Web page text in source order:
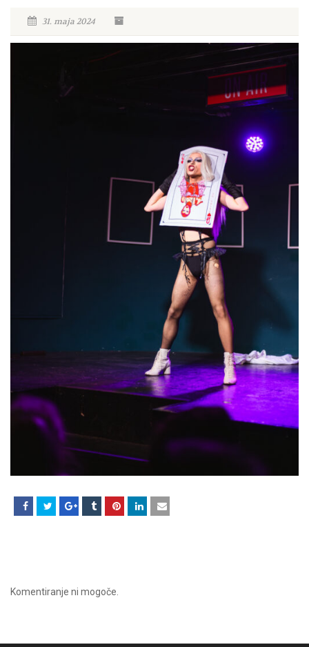
31. maja 2024
Komentiranje ni mogoče.